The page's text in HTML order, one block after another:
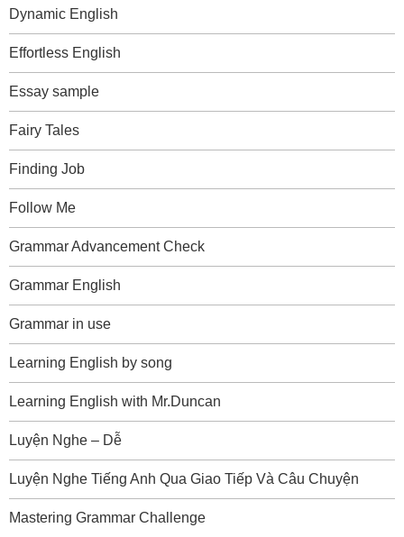
Dynamic English
Effortless English
Essay sample
Fairy Tales
Finding Job
Follow Me
Grammar Advancement Check
Grammar English
Grammar in use
Learning English by song
Learning English with Mr.Duncan
Luyện Nghe – Dễ
Luyện Nghe Tiếng Anh Qua Giao Tiếp Và Câu Chuyện
Mastering Grammar Challenge